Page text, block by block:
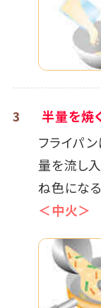
3
半量を焼
フライパ
量を流し
ね色にな
＜中火＞